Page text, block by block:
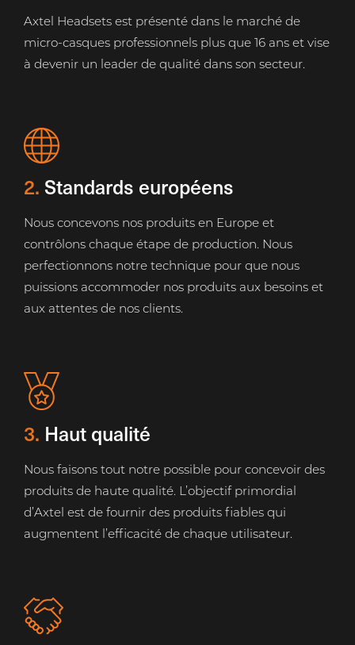
Axtel Headsets est présenté dans le marché de
micro-casques professionnels plus que 16 ans et vise
à devenir un leader de qualité dans son secteur.
2. Standards européens
Nous concevons nos produits en Europe et
contrôlons chaque étape de production. Nous
perfectionnons notre technique pour que nous
puissions accommoder nos produits aux besoins et
aux attentes de nos clients.
3. Haut qualité
Nous faisons tout notre possible pour concevoir des
produits de haute qualité. L’objectif primordial
d’Axtel est de fournir des produits fiables qui
augmentent l’efficacité de chaque utilisateur.